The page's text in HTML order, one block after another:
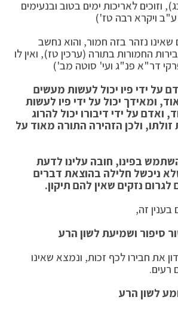
וזוכים לאריכות ימים בטוב ובנעימים
ויקרא רבה טז')
נזהר בזה חמור, והוא נחשב
החמורות בתורה (ערכין טז), ואין לו
דר"א פנ"ג ועי' סוטה מב')
על ידי פיו יכול לעשות מעשים
ומאידך יכול על ידי פיו לעשות
ואדם על ידי דיבורו יכול להרוג
זולתו, ולכן הזהירה התורה מאוד על
בפינו, חובה עלינו לדעת
ניכשל חלילה בהוצאת דברים
לגרום נזקים שאין להם תיקון.
בענין זה,
סיפור ושמיעת לשון הרע
את חבירו לכף זכות, ונמצא שאינו
רעים.
לשון הרע